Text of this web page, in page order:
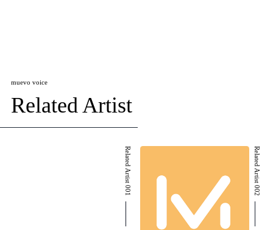
muevo voice
Related Artist
Related Artist 001 Related Artist 002